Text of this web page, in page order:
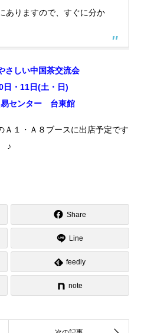
ありますので、すぐに分か
しい中国茶交流会
日・11日(土・日)
易センター 台東館
Ａ１・Ａ８ブースに出店予定です
♪
Share
Line
feedly
note